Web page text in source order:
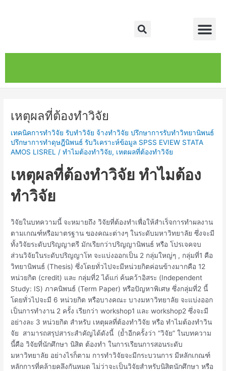
Search
เหตุผลที่ต้องทำวิจัย
เทคนิคการทำวิจัย รับทำวิจัย จ้างทำวิจัย ปรึกษาการรับทำวิทยานิพนธ์
ปรึกษาการทำดุษฎีนิพนธ์ รับวิเคราะห์ข้อมูล SPSS EVIEW STATA
AMOS LISREL
/ทำไมต้องทำวิจัย, เหตผลที่ต้องทำวิจัย
เหตุผลที่ต้องทำวิจัย ทำไมต้อง
ทำวิจัย
วิจัยในบทความนี้ จะหมายถึง วิจัยที่ต้องทำเพื่อให้สำเร็จการทำผลงาน
ตามเกณฑ์หรือมาตรฐาน ของคณะต่างๆ ในระดับมหาวิทยาลัย ซึ่งจะมี
ทั้งวิจัยระดับปริญญาตรี มักเรียกว่าปริญญานิพนธ์ หรือ โปรเจคจบ
ส่วนวิจัยในระดับปริญญาโท จะแบ่งออกเป็น 2 กลุ่มใหญ่ๆ , กลุ่มที่1 คือ
วิทยานิพนธ์ (Thesis) ซึ่งโดยทั่วไปจะมีหน่วยกิตค่อนข้างมากคือ 12
หน่วยกิต (credit) และ กลุ่มที่2 ได้แก่ ค้นคว้าอิสระ (Independent
Study: IS) ภาคนิพนธ์ (Term Paper) หรือปัญหาพิเศษ ซึ่งกลุ่มที่2 นี้
โดยทั่วไปจะมี 6 หน่วยกิต หรือบางคณะ บางมหาวิทยาลัย จะแบ่งออก
เป็นการทำงาน 2 ครั้ง เรียกว่า workshop1 และ workshop2 ซึ่งจะมี
อย่างละ 3 หน่วยกิต สำหรับ เหตุผลที่ต้องทำวิจัย หรือ ทำไมต้องทำวิน
จัย สามารถสรุปสาระสำคัญได้ดังนี้ (ย้ำอีกครั้งว่า “วิจัย” ในบทความ
นี้คือ วิจัยที่นักศึกษา นิสิต ต้องทำ ในการเรียนการสอนระดับ
มหาวิทยาลัย อย่างไรก็ตาม การทำวิจัยจะมีกระบวนการ มีหลักเกณฑ์
หลักการที่คล้ายคลึงกันหมด ไม่ว่าจะเป็นวิจัยสำหรับนิสิตนักศึกษา หรือ